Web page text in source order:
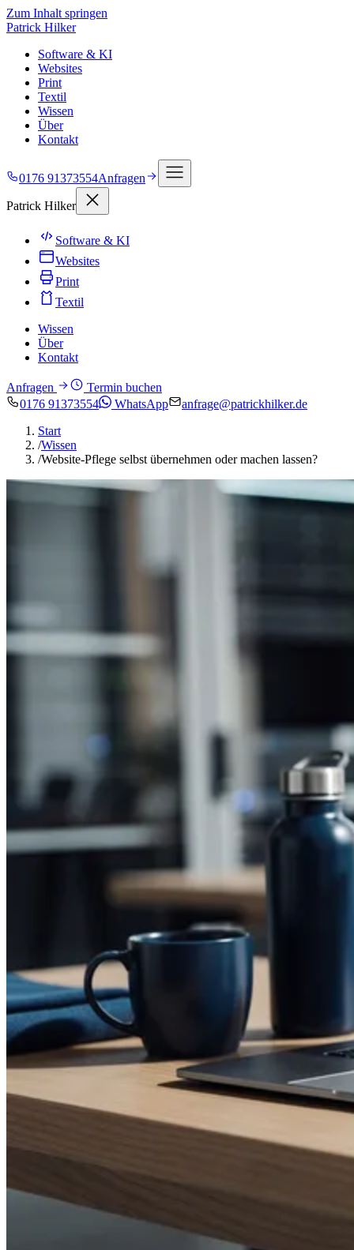
Zum Inhalt springen
Patrick Hilker
Software & KI
Websites
Print
Textil
Wissen
Über
Kontakt
0176 91373554Anfragen
Patrick Hilker
Software & KI
Websites
Print
Textil
Wissen
Über
Kontakt
Anfragen
Termin buchen
0176 91373554
WhatsApp
anfrage@patrickhilker.de
Start
/Wissen
/Website-Pflege selbst übernehmen oder machen lassen?